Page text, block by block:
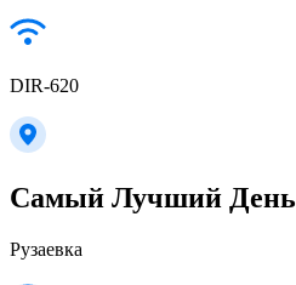
DIR-620
Самый Лучший День
Рузаевка